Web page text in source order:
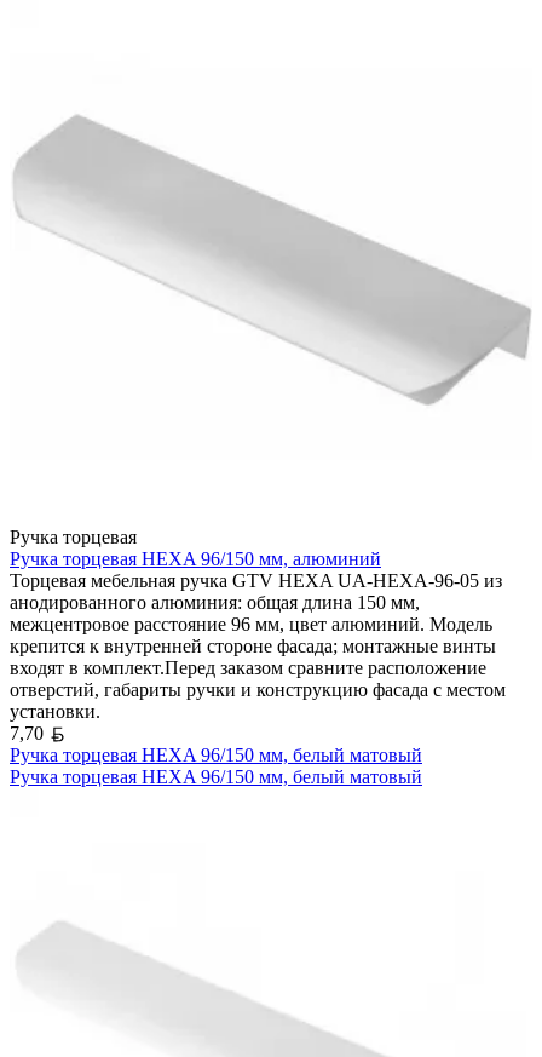
Ручка торцевая
Ручка торцевая HEXA 96/150 мм, алюминий
Торцевая мебельная ручка GTV HEXA UA-HEXA-96-05 из
анодированного алюминия: общая длина 150 мм,
межцентровое расстояние 96 мм, цвет алюминий. Модель
крепится к внутренней стороне фасада; монтажные винты
входят в комплект.Перед заказом сравните расположение
отверстий, габариты ручки и конструкцию фасада с местом
установки.
7,70
Ручка торцевая HEXA 96/150 мм, белый матовый
Ручка торцевая HEXA 96/150 мм, белый матовый